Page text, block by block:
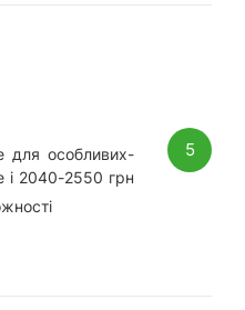
для особливих-
і 2040-2550 грн
5